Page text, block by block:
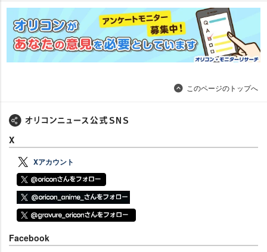
このページのトップへ
X
Xアカウント
Facebook